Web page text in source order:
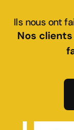
Ils nous ont
Nos